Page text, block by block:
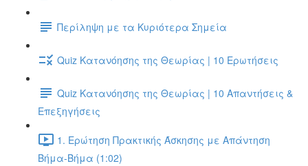
Περίληψη με τα Κυριότερα Σημεία
Quiz Κατανόησης της Θεωρίας | 10 Ερωτήσεις
Quiz Κατανόησης της Θεωρίας | 10 Απαντήσεις &
Επεξηγήσεις
1. Ερώτηση Πρακτικής Άσκησης με Απάντηση
Βήμα-Βήμα (1:02)